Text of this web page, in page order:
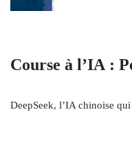
Course à l’IA :
DeepSeek, l’IA chinoise